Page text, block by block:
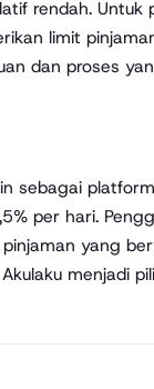
rendah. Untuk
limit
dan proses
sebagai
per hari.
yang
menjadi